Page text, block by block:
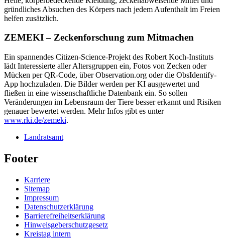
gründliches Absuchen des Körpers nach jedem Aufenthalt im Freien
helfen zusätzlich.
ZEMEKI – Zeckenforschung zum Mitmachen
Ein spannendes Citizen-Science-Projekt des Robert Koch-Instituts
lädt Interessierte aller Altersgruppen ein, Fotos von Zecken oder
Mücken per QR-Code, über Observation.org oder die ObsIdentify-
App hochzuladen. Die Bilder werden per KI ausgewertet und
fließen in eine wissenschaftliche Datenbank ein. So sollen
Veränderungen im Lebensraum der Tiere besser erkannt und Risiken
genauer bewertet werden. Mehr Infos gibt es unter
www.rki.de/zemeki.
Landratsamt
Footer
Karriere
Sitemap
Impressum
Datenschutzerklärung
Barrierefreiheitserklärung
Hinweisgeberschutzgesetz
Kreistag intern